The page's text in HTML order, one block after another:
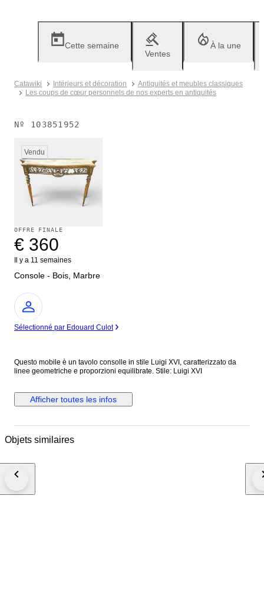
Cette semaine
Ventes
À la une
Catawiki Intérieurs et décoration
Antiquités et meubles classiques
Les coups de cœur personnels de nos experts en antiquités
Nº 103851952
Vendu
OFFRE FINALE
€ 360
Il y a 11 semaines
Console - Bois, Marbre
Expert
Sélectionné par Edouard Culot
Questo mobile è un tavolo consolle in stile Luigi XVI, caratterizzato da
linee geometriche e proporzioni equilibrate. Stile: Luigi XVI
Afficher toutes les infos
Objets similaires